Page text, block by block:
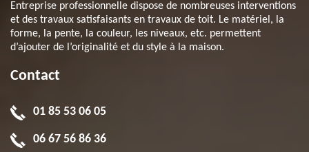
Entreprise professionnelle dispose de nombreuses interventions
et des travaux satisfaisants en travaux de toit. Le matériel, la
forme, la pente, la couleur, les niveaux, etc. permettent
d’ajouter de l’originalité et du style à la maison.
Contact
01 85 53 06 05
06 67 56 86 36